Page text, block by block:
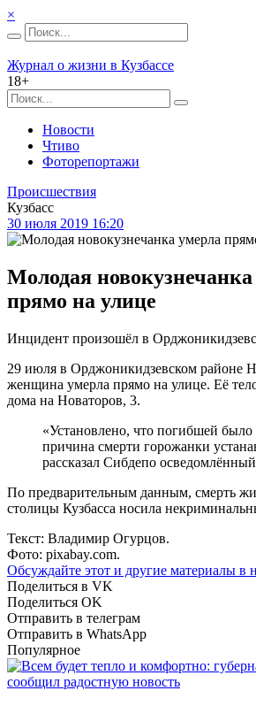
×
Журнал о жизни в Кузбассе
18+
Новости
Чтиво
Фоторепортажи
Происшествия
Кузбасс
30 июля 2019 16:20
Молодая новокузнечанка
прямо на улице
Инцидент произошёл в
29 июля в Орджоникидзевском районе
женщина умерла прямо на улице. Её
дома на Новаторов, 3.
«Установлено, что погибшей было
причина смерти горожанки
рассказал Сибдепо
По предварительным данным, смерть
столицы Кузбасса носила
Текст: Владимир Огурцов.
Фото: pixabay.com.
Обсуждайте этот и другие материалы в
Поделиться в VK
Поделиться OK
Отправить в телеграм
Отправить в WhatsApp
Популярное